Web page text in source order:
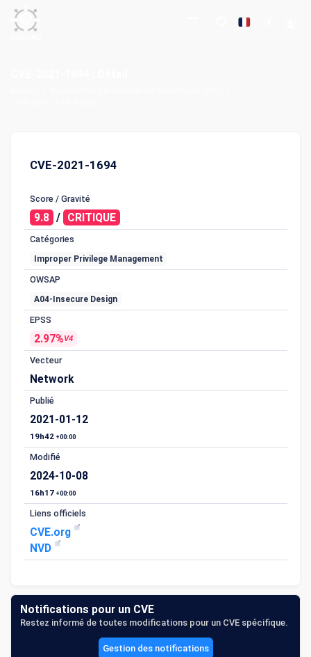
CVE-2021-1694
Score / Gravité
9.8 / CRITIQUE
Catégories
Improper Privilege Management
OWSAP
A04-Insecure Design
EPSS
2.97%V4
Vecteur
Network
Publié
2021-01-12
19h42 +00:00
Modifié
2024-10-08
16h17 +00:00
Liens officiels
CVE.org
NVD
Notifications pour un CVE
Restez informé de toutes modifications pour un CVE spécifique.
Gestion des notifications